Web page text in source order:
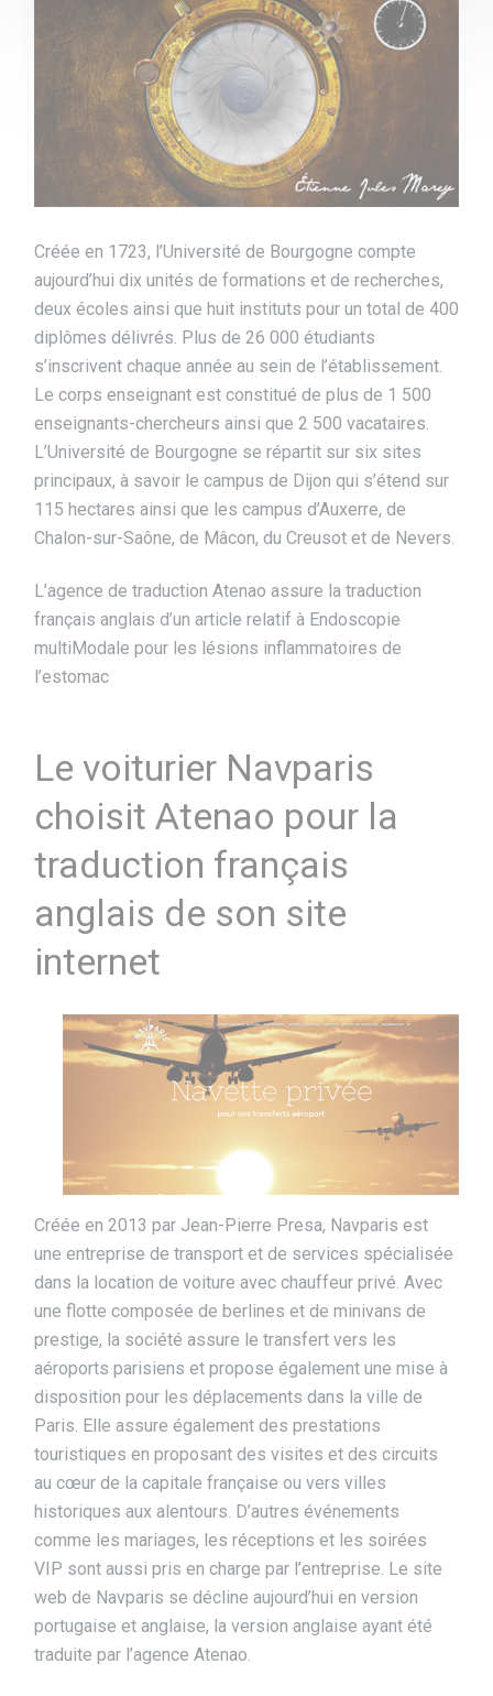
Créée en 1723, l’Université de Bourgogne compte
aujourd’hui dix unités de formations et de recherches,
deux écoles ainsi que huit instituts pour un total de 400
diplômes délivrés. Plus de 26 000 étudiants
s’inscrivent chaque année au sein de l’établissement.
Le corps enseignant est constitué de plus de 1 500
enseignants-chercheurs ainsi que 2 500 vacataires.
L’Université de Bourgogne se répartit sur six sites
principaux, à savoir le campus de Dijon qui s’étend sur
115 hectares ainsi que les campus d’Auxerre, de
Chalon-sur-Saône, de Mâcon, du Creusot et de Nevers.
L’agence de traduction Atenao assure la traduction
français anglais d’un article relatif à Endoscopie
multiModale pour les lésions inflammatoires de
l’estomac
Le voiturier Navparis
choisit Atenao pour la
traduction français
anglais de son site
internet
Créée en 2013 par Jean-Pierre Presa, Navparis est
une entreprise de transport et de services spécialisée
dans la location de voiture avec chauffeur privé. Avec
une flotte composée de berlines et de minivans de
prestige, la société assure le transfert vers les
aéroports parisiens et propose également une mise à
disposition pour les déplacements dans la ville de
Paris. Elle assure également des prestations
touristiques en proposant des visites et des circuits
au cœur de la capitale française ou vers villes
historiques aux alentours. D’autres événements
comme les mariages, les réceptions et les soirées
VIP sont aussi pris en charge par l’entreprise. Le site
web de Navparis se décline aujourd’hui en version
portugaise et anglaise, la version anglaise ayant été
traduite par l’agence Atenao.